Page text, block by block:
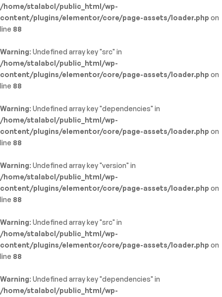
/home/stalabcl/public_html/wp-
content/plugins/elementor/core/page-assets/loader.php on
line 88
Warning: Undefined array key "src" in
/home/stalabcl/public_html/wp-
content/plugins/elementor/core/page-assets/loader.php on
line 88
Warning: Undefined array key "dependencies" in
/home/stalabcl/public_html/wp-
content/plugins/elementor/core/page-assets/loader.php on
line 88
Warning: Undefined array key "version" in
/home/stalabcl/public_html/wp-
content/plugins/elementor/core/page-assets/loader.php on
line 88
Warning: Undefined array key "src" in
/home/stalabcl/public_html/wp-
content/plugins/elementor/core/page-assets/loader.php on
line 88
Warning: Undefined array key "dependencies" in
/home/stalabcl/public_html/wp-